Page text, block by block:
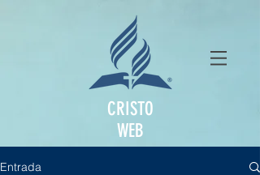
CRISTO
WEB
Entrada